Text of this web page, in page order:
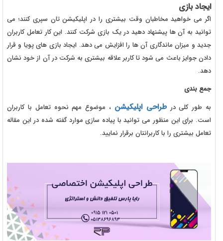
ایجاد بازی
اگر می خواهید مخاطبان وقت بیشتری را در اپلیکیشن تان سپری کنند؛ می
توانید به آن ها پیشنهاد دهید در یک بازی شرکت کنند. این کار تعامل کاربران
جدید و میزان ماندگاری آن ها را افزایش می دهد. ایجاد بازی های پویا و قرار
دادن جوایز باعث می شود تا کاربر علاقه بیشتری به شرکت در آن از خود نشان
دهد.
جمع بندی
به طور کلی درطراحی اپلیکیشن ، موضوع مهم نحوه تعامل با کاربران
است. برای این منظور می توانید با پیاده سازی موارد گفته شده در این مقاله
تعامل بیشتری را با کاربرانتان برقرار نمایید.